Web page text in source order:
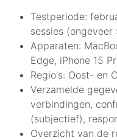
Testperiode:
sessies
Apparaten:
Edge, iPhone 15
Regio's: Oost- en
Verzamelde
verbindingen,
(subjectief),
Overzicht van de